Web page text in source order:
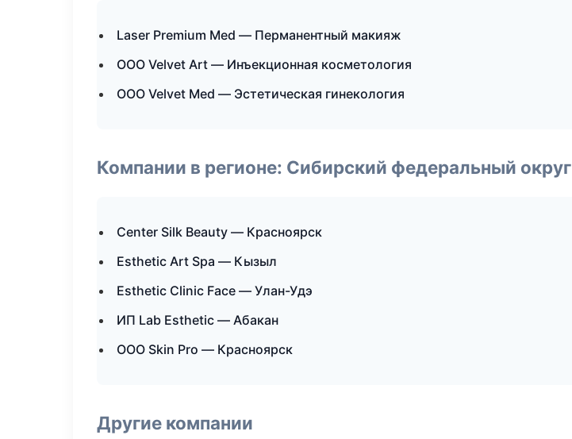
Laser Premium Med — Перманентный макияж
ООО Velvet Art — Инъекционная косметология
ООО Velvet Med — Эстетическая гинекология
Компании в регионе: Сибирский федеральный округ
Center Silk Beauty — Красноярск
Esthetic Art Spa — Кызыл
Esthetic Clinic Face — Улан-Удэ
ИП Lab Esthetic — Абакан
ООО Skin Pro — Красноярск
Другие компании